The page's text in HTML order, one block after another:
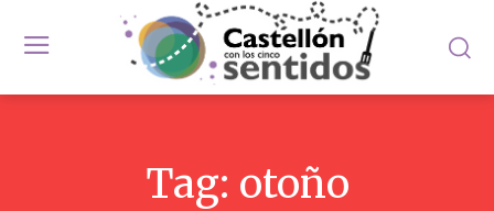
Tag: otoño